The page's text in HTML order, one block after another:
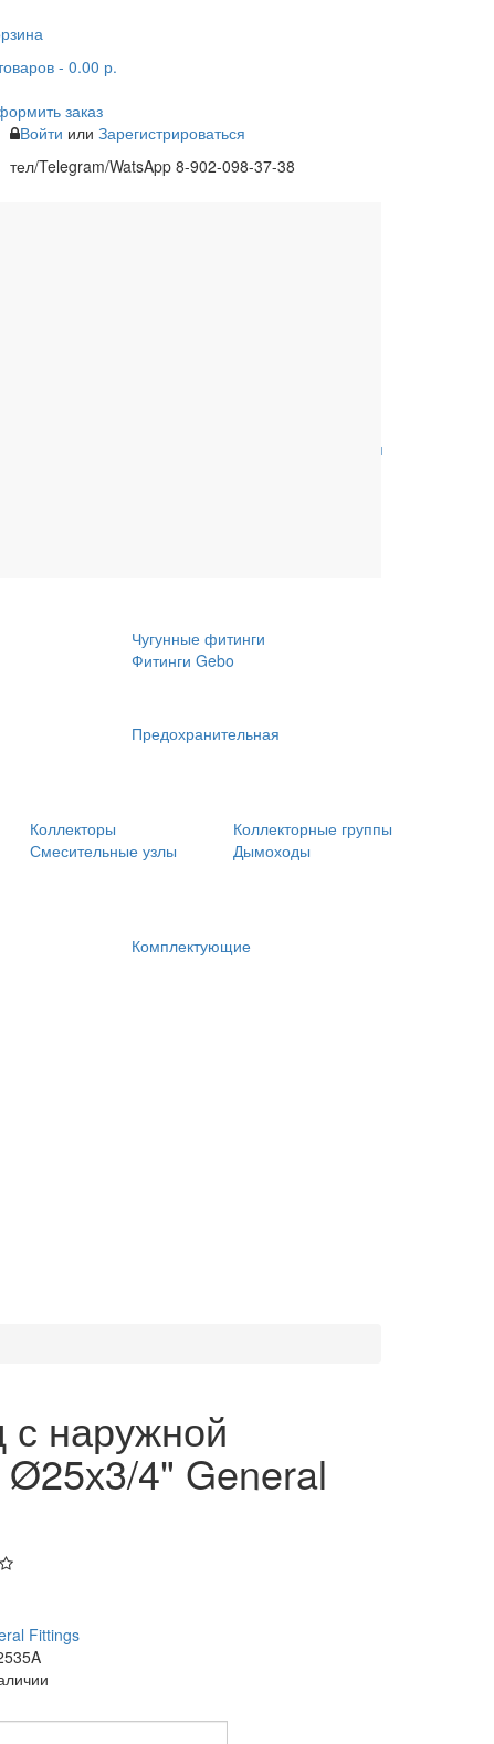
- 0.00 р.
заказ
Войти илиЗарегистрироваться
тел/Telegram/WatsApp 8-902-098-37-38
Комплектующие для
Чугунные фитинги
Фитинги Gebo
Предохранительная
Коллекторы
Коллекторные группы
Смесительные узлы
Дымоходы
Комплектующие
с наружной
Ø25х3/4" General
Fittings